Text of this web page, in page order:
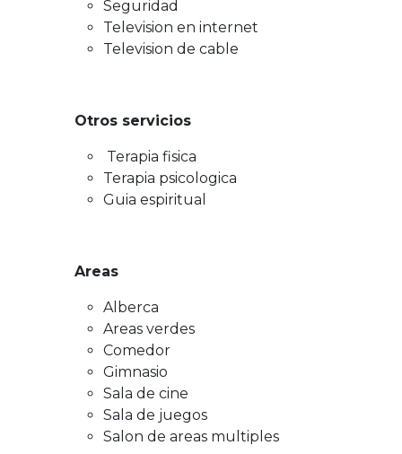
Seguridad
Television en internet
Television de cable
Otros servicios
Terapia fisica
Terapia psicologica
Guia espiritual
Areas
Alberca
Areas verdes
Comedor
Gimnasio
Sala de cine
Sala de juegos
Salon de areas multiples